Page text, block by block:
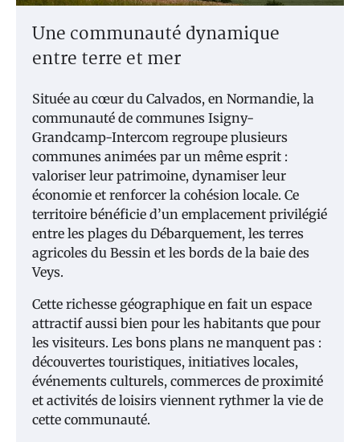
Une communauté dynamique
entre terre et mer
Située au cœur du Calvados, en Normandie, la
communauté de communes Isigny-
Grandcamp-Intercom regroupe plusieurs
communes animées par un même esprit :
valoriser leur patrimoine, dynamiser leur
économie et renforcer la cohésion locale. Ce
territoire bénéficie d’un emplacement privilégié
entre les plages du Débarquement, les terres
agricoles du Bessin et les bords de la baie des
Veys.
Cette richesse géographique en fait un espace
attractif aussi bien pour les habitants que pour
les visiteurs. Les bons plans ne manquent pas :
découvertes touristiques, initiatives locales,
événements culturels, commerces de proximité
et activités de loisirs viennent rythmer la vie de
cette communauté.